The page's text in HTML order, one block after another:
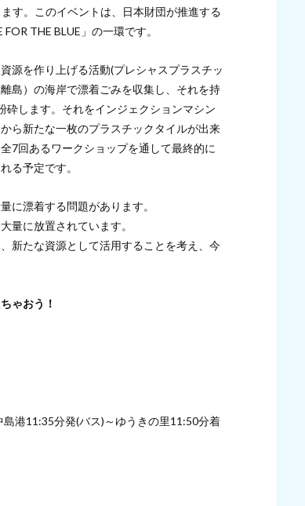
す。このイベントは、日本財団が推進する
THE BLUE」の一環です。
源を作り上げる活動(プレシャスプラスチッ
島）の海岸で漂着ごみを収集し、それを持
砕します。それをインジェクションマシン
ら新たな一枚のプラスチックタイルが出来
7回あるワークショップを通して最終的に
る予定です。
に漂着する問題があります。
量に放置されています。
新たな資源として活用することを考え、今
ゃおう！
港11:35分発(バス)～ゆうきの里11:50分着